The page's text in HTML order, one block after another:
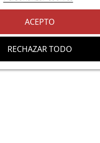
RECHAZAR TODO
ACEPTO